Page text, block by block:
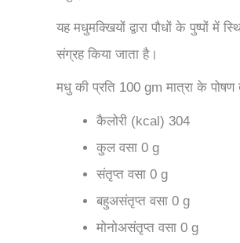
यह मधुमक्खियों द्वारा पौधों के पुष्पों
संग्रह किया जाता है।
मधु की प्रति 100 gm मात्रा के पोषण
कैलोरी (kcal) 304
कुल वसा 0 g
संतृप्त वसा 0 g
बहुअसंतृप्त वसा 0 g
मोनोअसंतृप्त वसा 0 g